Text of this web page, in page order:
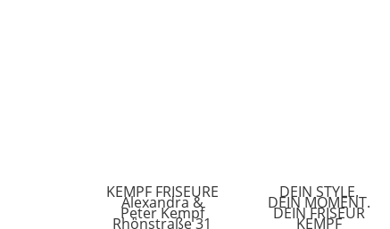
KEMPF FRISEURE
Alexandra &
Peter Kempf
Rhönstraße 31
DEIN STYLE.
DEIN MOMENT.
DEIN FRISEUR
KEMPF